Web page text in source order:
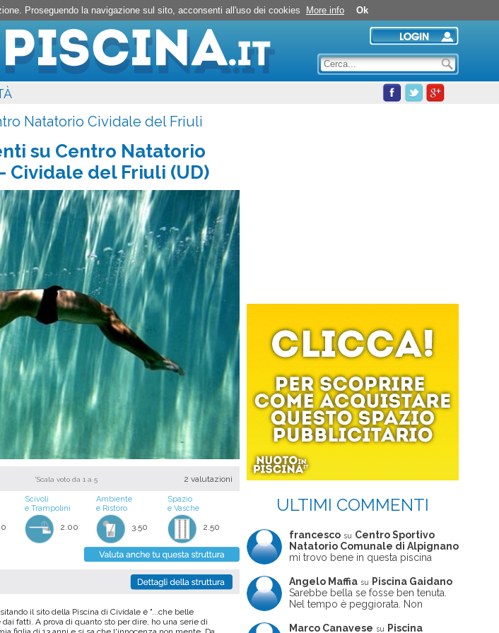
Centro Natatorio Cividale del Friuli: opinioni degli utenti
Natatorio Cividale del Friuli
su Centro Natatorio
- Cividale del Friuli (UD)
*Scala voto da 1 a 5 2 valutazioni
Scivoli
e Trampolini
2.00
Ambiente
e Ristoro
3.50
Spazio
e Vasche
2.50
il sito della Piscina di Cividale é "...che belle
dai fatti. A prova di quanto sto per dire, ho una serie di
ULTIMI COMMENTI
francesco su Centro Sportivo
Natatorio Comunale di Alpignano
mi trovo bene in questa piscina
Angelo Maffia su
Piscina Gaidano
Sarebbe bella se fosse ben tenuta.
Nel tempo è peggiorata. Non
ne usciva insieme a me non ha
Marco Canavese su
Piscina
Proseguendo la navigazione sul sito, acconsenti all'uso dei cookies More info Ok